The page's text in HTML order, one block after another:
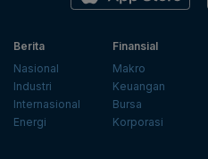
Berita
Nasional
Industri
Internasional
Energi
Finansial
Makro
Keuangan
Bursa
Korporasi